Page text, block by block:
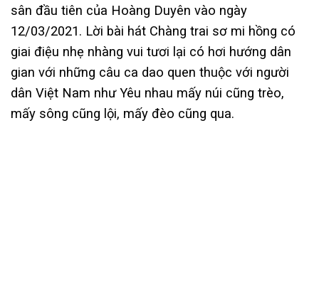
sân đầu tiên của Hoàng Duyên vào ngày
12/03/2021. Lời bài hát Chàng trai sơ mi hồng có
giai điệu nhẹ nhàng vui tươi lại có hơi hướng dân
gian với những câu ca dao quen thuộc với người
dân Việt Nam như Yêu nhau mấy núi cũng trèo,
mấy sông cũng lội, mấy đèo cũng qua.